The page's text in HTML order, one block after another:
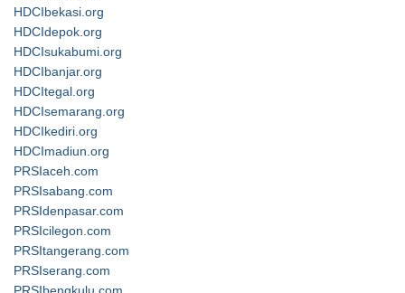
HDCIbekasi.org
HDCIdepok.org
HDCIsukabumi.org
HDCIbanjar.org
HDCItegal.org
HDCIsemarang.org
HDCIkediri.org
HDCImadiun.org
PRSIaceh.com
PRSIsabang.com
PRSIdenpasar.com
PRSIcilegon.com
PRSItangerang.com
PRSIserang.com